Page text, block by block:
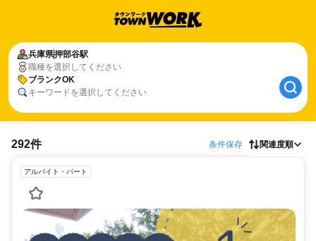
兵庫県押部谷駅
職種を選択してください
ブランクOK
キーワードを選択してください
292件 条件保存 関連度順
アルバイト・パート